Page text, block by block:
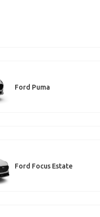
Ford Puma
Ford Focus Estate